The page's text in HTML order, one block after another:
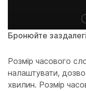
Бронюйте
Розмір часового
налаштувати,
хвилин. Розмір